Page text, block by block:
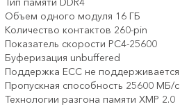
Объем одного модуля 16 ГБ
Количество контактов 260-pin
Показатель скорости PC4-25600
Буферизация unbuffered
Поддержка ECC не поддерживается
Пропускная способность 25600 МБ/с
Технологии разгона памяти XMP 2.0